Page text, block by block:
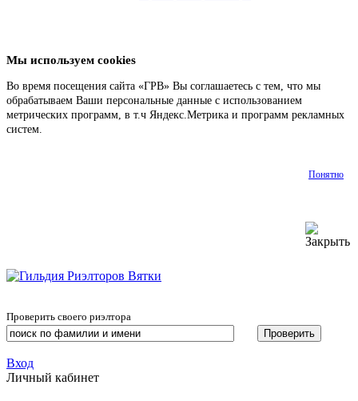
Мы используем cookies
Во время посещения сайта «ГРВ» Вы соглашаетесь с тем, что мы
обрабатываем Ваши персональные данные с использованием
метрических программ, в т.ч Яндекс.Метрика и программ рекламных
систем.
Понятно
Проверить своего риэлтора
Вход
Личный кабинет